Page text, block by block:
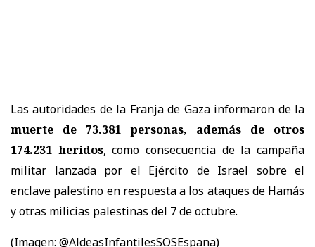
Las autoridades de la Franja de Gaza informaron de la
muerte de 73.381 personas, además de otros
174.231 heridos, como consecuencia de la campaña
militar lanzada por el Ejército de Israel sobre el
enclave palestino en respuesta a los ataques de Hamás
y otras milicias palestinas del 7 de octubre.
(Imagen: @AldeasInfantilesSOSEspana)